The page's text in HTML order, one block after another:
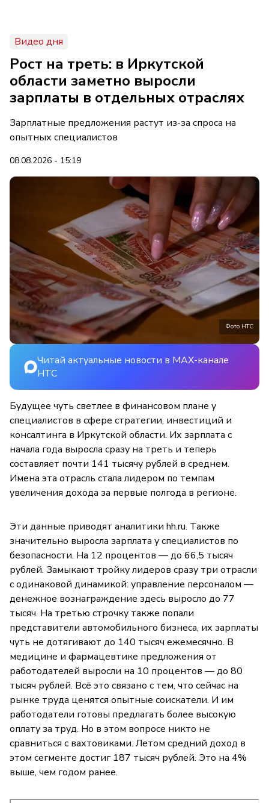
Видео дня
Рост на треть: в Иркутской
области заметно выросли
зарплаты в отдельных отраслях
Зарплатные предложения растут из-за спроса на
опытных специалистов
08.08.2026 - 15:19
Фото НТС
Читай актуальные новости в MAX-канале
НТС
Будущее чуть светлее в финансовом плане у
специалистов в сфере стратегии, инвестиций и
консалтинга в Иркутской области. Их зарплата с
начала года выросла сразу на треть и теперь
составляет почти 141 тысячу рублей в среднем.
Имена эта отрасль стала лидером по темпам
увеличения дохода за первые полгода в регионе.
Эти данные приводят аналитики hh.ru. Также
значительно выросла зарплата у специалистов по
безопасности. На 12 процентов — до 66,5 тысяч
рублей. Замыкают тройку лидеров сразу три отрасли
с одинаковой динамикой: управление персоналом —
денежное вознаграждение здесь выросло до 77
тысяч. На третью строчку также попали
представители автомобильного бизнеса, их зарплаты
чуть не дотягивают до 140 тысяч ежемесячно. В
медицине и фармацевтике предложения от
работодателей выросли на 10 процентов — до 80
тысяч рублей. Всё это связано с тем, что сейчас на
рынке труда ценятся опытные соискатели. И им
работодатели готовы предлагать более высокую
оплату за труд. Но в этом вопросе никто не
сравниться с вахтовиками. Летом средний доход в
этом сегменте достиг 187 тысяч рублей. Это на 4%
выше, чем годом ранее.